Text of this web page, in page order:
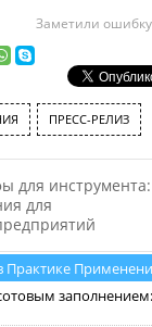
Заметили
ПРЕСС-РЕЛИЗ
для инструмента:
для
Практике
заполнением: